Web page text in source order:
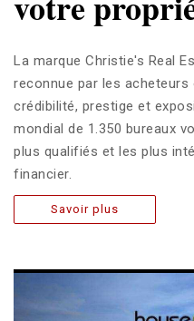
La marque Christie's Real
reconnue par les
crédibilité, prestige et
mondial de 1.350 bureaux
plus qualifiés et les plus
financier.
Savoir plus